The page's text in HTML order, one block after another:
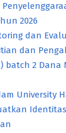
2026
dan
dan
batch 2 Dana
University
Identitas